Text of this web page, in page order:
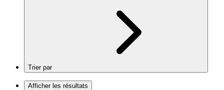
Trier par
Afficher les résultats